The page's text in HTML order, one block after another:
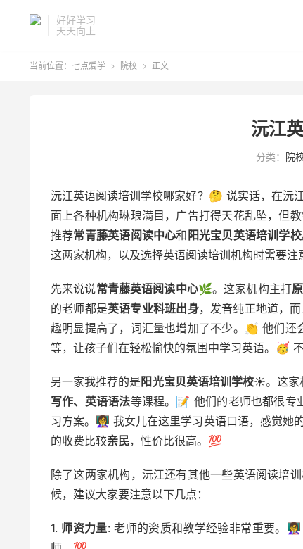
好好学习
天天向上
当前位置： 七点爱学  院校  正文
沅江
分类： 院
沅江英语阅读培训学校哪家好？🤔 说实话，在沅
面上各种机构琳琅满目，广告打得天花乱坠，但
推荐常青藤英语阅读中心和 阳光宝贝英语培训学校
这两家机构，以及选择英语阅读培训机构时需要
先来说说常青藤英语阅读中心🌿。这家机构主打
的老师都是英语专业科班出身，发音纯正地道，
趣明显提高了，词汇量也增加了不少。👏 他们还
等，让孩子们在轻松愉快的氛围中学习英语。🥳
另一家我推荐的是 阳光宝贝英语培训学校☀️。这家
写作、英语语法等课程。📝 他们的老师也都很专
习方案。👩‍🏫 我女儿在这里学习英语口语，感觉
的收费比较亲民，性价比很高。💯
除了这两家机构，沅江还有其他一些英语阅读培
候，建议大家要注意以下几点：
1. 师资力量: 老师的资质和教学经验非常重要。